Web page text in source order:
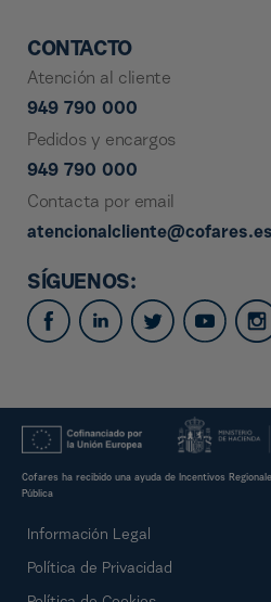
CONTACTO
Atención al cliente
949 790 000
Pedidos y encargos
949 790 000
Contacta por email
atencionalcliente@cofares.es
SÍGUENOS:
Cofares ha recibido una ayuda de Incentivos
Pública
Información Legal
Política de Privacidad